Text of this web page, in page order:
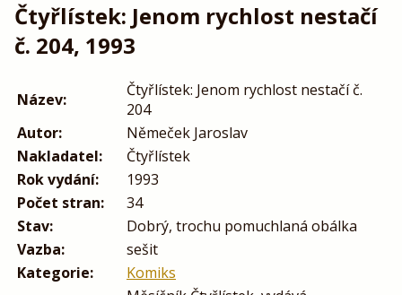
Čtyřlístek: Jenom rychlost nestačí
č. 204, 1993
Název:
Čtyřlístek: Jenom rychlost nestačí č.
204
Autor:
Němeček Jaroslav
Nakladatel:
Čtyřlístek
Rok vydání:
1993
Počet stran:
34
Stav:
Dobrý, trochu pomuchlaná obálka
Vazba:
sešit
Kategorie:
Komiks